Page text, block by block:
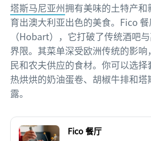
塔斯马尼亚州拥有美味的土特产和
育出澳大利亚出色的美食。Fico
（Hobart），它打破了传统酒吧
界限。其菜单深受欧洲传统的影响
民和农夫供应的食材。你可以选
热烘烘的奶油蛋卷、胡椒牛排和塔
露。
Fico 餐厅